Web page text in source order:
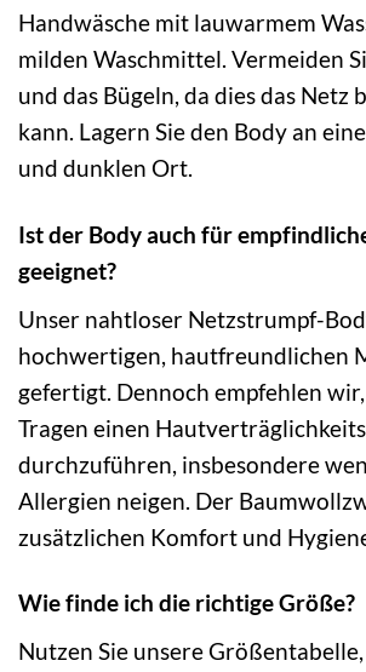
Handwäsche mit lauwarmem
milden Waschmittel. Vermeiden
und das Bügeln, da dies das Netz
kann. Lagern Sie den Body an
und dunklen Ort.
Ist der Body auch für
geeignet?
Unser nahtloser Netzstrumpf-
hochwertigen, hautfreundlichen
gefertigt. Dennoch empfehlen
Tragen einen
durchzuführen, insbesondere
Allergien neigen. Der
zusätzlichen Komfort und
Wie finde ich die richtige Größe?
Nutzen Sie unsere